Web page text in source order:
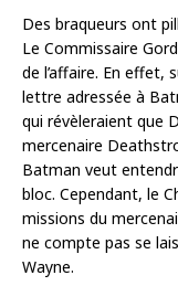
Des braqueurs ont
Le Commissaire
de l’affaire. En effet,
lettre adressée à
qui révèleraient que
mercenaire
Batman veut
bloc. Cependant, le
missions du
ne compte pas se
Wayne.